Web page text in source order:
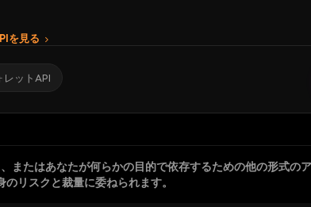
を見る
レットAPI
またはあなたが何らかの目的で依存するための他の形式の
リスクと裁量に委ねられます。